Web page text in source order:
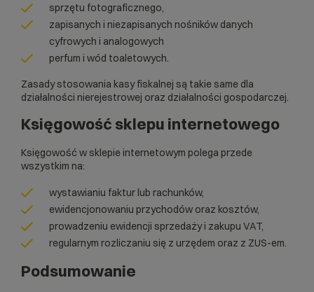
sprzętu fotograficznego,
zapisanych i niezapisanych nośników danych
cyfrowych i analogowych
perfum i wód toaletowych.
Zasady stosowania kasy fiskalnej są takie same dla
działalności nierejestrowej oraz działalności gospodarczej.
Księgowość sklepu internetowego
Księgowość w sklepie internetowym polega przede
wszystkim na:
wystawianiu faktur lub rachunków,
ewidencjonowaniu przychodów oraz kosztów,
prowadzeniu ewidencji sprzedaży i zakupu VAT,
regularnym rozliczaniu się z urzędem oraz z ZUS-em.
Podsumowanie